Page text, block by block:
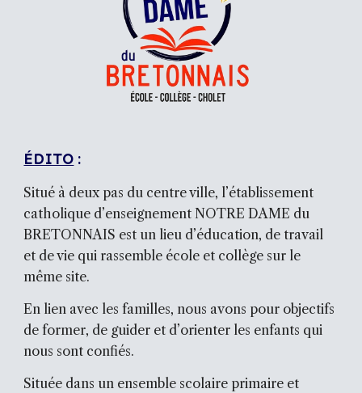
ÉDITO :
Situé à deux pas du centre ville, l’établissement
catholique d’enseignement NOTRE DAME du
BRETONNAIS est un lieu d’éducation, de travail
et de vie qui rassemble école et collège sur le
même site.
En lien avec les familles, nous avons pour objectifs
de former, de guider et d’orienter les enfants qui
nous sont confiés.
Située dans un ensemble scolaire primaire et